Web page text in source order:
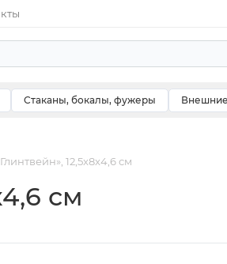
Стаканы, бокалы, фужеры
12,5x8x4,6 см
см